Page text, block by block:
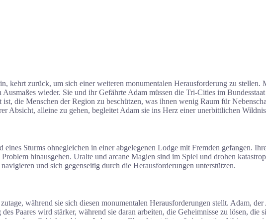
kehrt zurück, um sich einer weiteren monumentalen Herausforderung zu
wieder. Sie und ihr Gefährte Adam müssen die Tri-Cities im
die Menschen der Region zu beschützen, was ihnen wenig Raum für
Absicht, alleine zu gehen, begleitet Adam sie ins Herz einer unerbittlichen
Sturms ohnegleichen in einer abgelegenen Lodge mit Fremden gefangen.
hinausgehen. Uralte und arcane Magien sind im Spiel und drohen
und sich gegenseitig durch die Herausforderungen unterstützen.
während sie sich diesen monumentalen Herausforderungen stellt. Adam,
Paares wird stärker, während sie daran arbeiten, die Geheimnisse zu lösen,